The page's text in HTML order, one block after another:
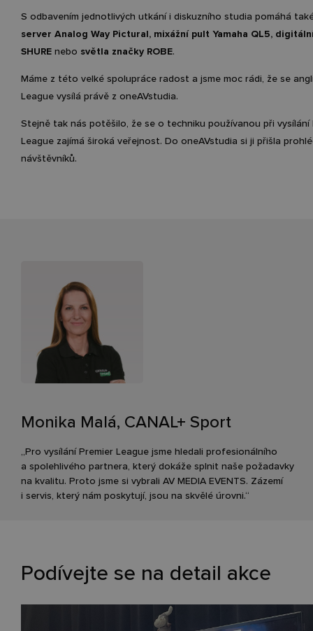
S odbavením jednotlivých utkání i diskuzního studia pomáhá
server Analog Way Pictural, mixážní pult Yamaha QL5,
SHUREnebo světla značky ROBE.
Máme z této velké spolupráce radost a jsme moc rádi, že se
Leaguevysílá právě z oneAVstudia.
Stejně tak nás potěšilo, že se o techniku používanou při vysílání
League zajímá široká veřejnost. Do oneAVstudia si ji přišla
návštěvníků.
Monika Malá, CANAL+ Sport
„Pro vysíláníPremierLeaguejsme hledali profesionálního
a spolehlivého partnera, který dokáže splnit naše požadavky
na kvalitu. Proto jsme si vybrali AV MEDIA EVENTS. Zázemí
i servis, který nám poskytují, jsou na skvělé úrovni.“
Podívejte se na detail akce